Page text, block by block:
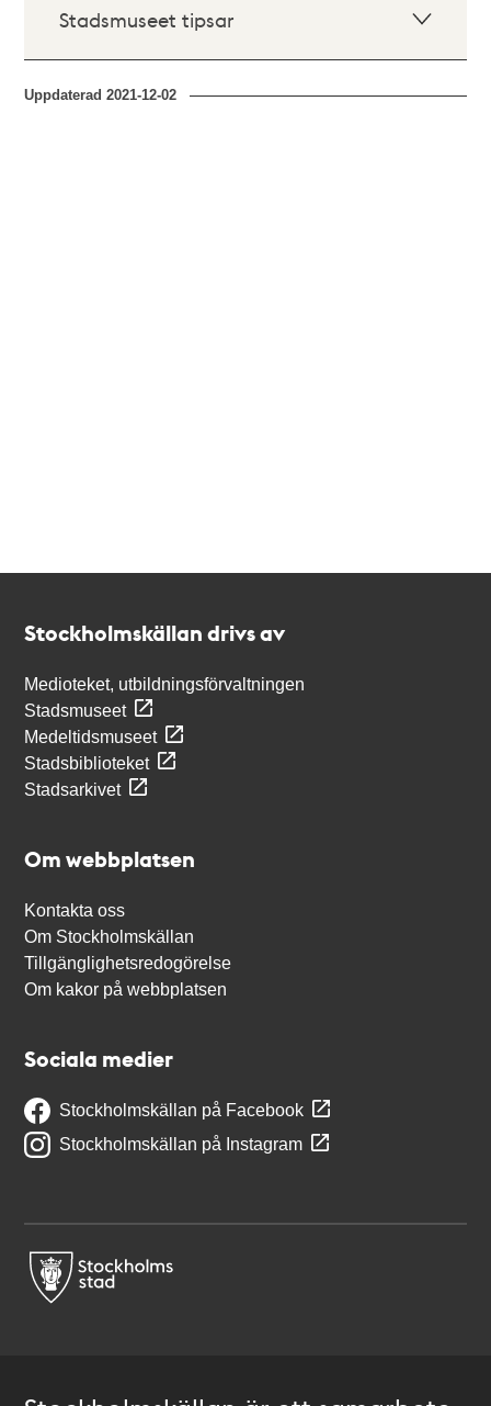
Stadsmuseet tipsar
Uppdaterad2021-12-02
Stockholmskällan drivs av
Medioteket, utbildningsförvaltningen
Stadsmuseet
Medeltidsmuseet
Stadsbiblioteket
Stadsarkivet
Om webbplatsen
Kontakta oss
Om Stockholmskällan
Tillgänglighetsredogörelse
Om kakor på webbplatsen
Sociala medier
Stockholmskällan på Facebook
Stockholmskällan på Instagram